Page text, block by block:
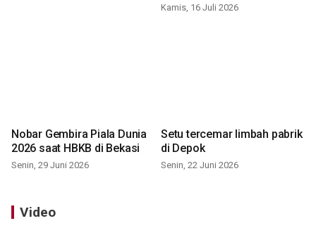
Kamis, 16 Juli 2026
Nobar Gembira Piala Dunia
2026 saat HBKB di Bekasi
Senin, 29 Juni 2026
Setu tercemar limbah pabrik
di Depok
Senin, 22 Juni 2026
Video